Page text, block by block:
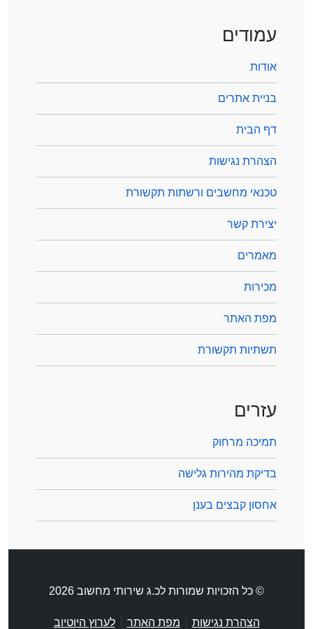
עמודים
אודות
בניית אתרים
דף הבית
הצהרת נגישות
טכנאי מחשבים ורשתות תקשורת
יצירת קשר
מאמרים
מכירות
מפת האתר
תשתיות תקשורת
עזרים
תמיכה מרחוק
בדיקת מהירות גלישה
אחסון קבצים בענן
© כל הזכויות שמורות לכ.ג שירותי מחשוב 2026
הצהרת נגישות מפת האתר |לערוץ היוטיוב